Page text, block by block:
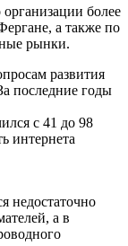
более
а также по
рынки.
развития
последние годы
с 41 до 98
интернета
недостаточно
а в